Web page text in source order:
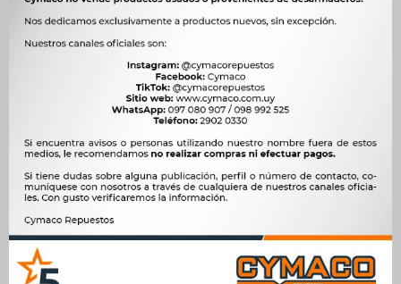
ALTERNADOR ARRANQUE
VARIOS CHERY REDUCTOR
CHERY QQ 1.1 50D 8E
$ 1.227
CHERY CHERY QQ 1.1
$250